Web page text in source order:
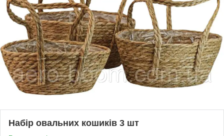
Набір овальних кошиків 3 шт